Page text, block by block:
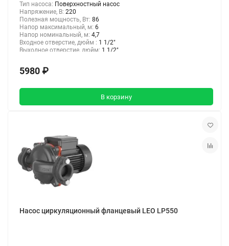
Тип насоса: Поверхностный насос
Напряжение, В: 220
Полезная мощность, Вт: 86
Напор максимальный, м: 6
Напор номинальный, м: 4,7
Входное отверстие, дюйм : 1 1/2"
Выходное отверстие, дюйм: 1 1/2"
5980 ₽
В корзину
Насос циркуляционный фланцевый LEO LP550